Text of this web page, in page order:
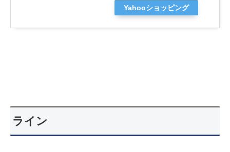
Yahooショッピング
ライン